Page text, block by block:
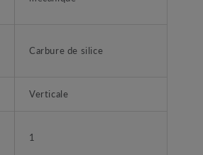
Carbure de silice
Verticale
1